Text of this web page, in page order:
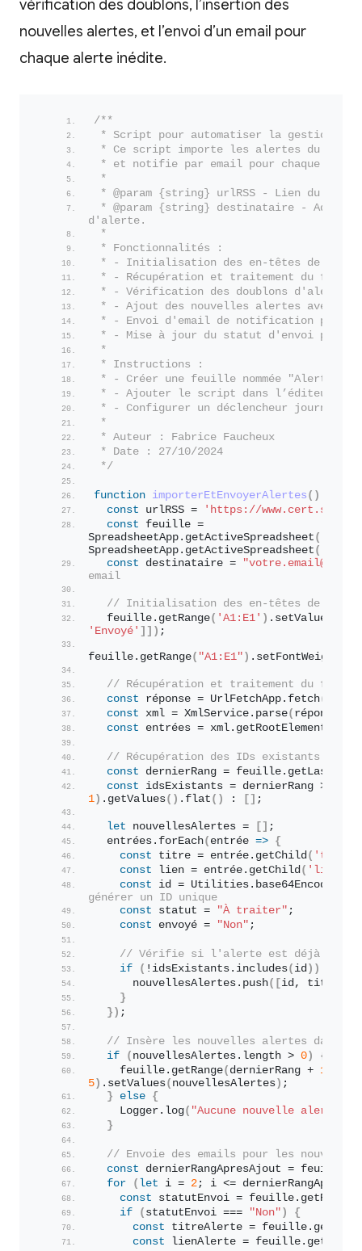
vérification des doublons, l’insertion des
nouvelles alertes, et l’envoi d’un email pour
chaque alerte inédite.
/**
* Script pour automatiser la gestion des
* Ce script importe les alertes du flux
* et notifie par email pour chaque
*
* @param {string} urlRSS - Lien du flux
* @param {string} destinataire -
d'alerte.
*
* Fonctionnalités :
* - Initialisation des en-têtes de
* - Récupération et traitement du flux
* - Vérification des doublons d'alertes
* - Ajout des nouvelles alertes avec
* - Envoi d'email de notification pour
* - Mise à jour du statut d'envoi pour
*
* Instructions :
* - Créer une feuille nommée "Alertes"
* - Ajouter le script dans l’éditeur de
* - Configurer un déclencheur journalier
*
* Auteur : Fabrice Faucheux
* Date : 27/10/2024
*/
function importerEtEnvoyerAlertes ( )
const urlRSS =
'https://
const feuille =
SpreadsheetApp. getActiveSpreadsheet (
SpreadsheetApp. getActiveSpreadsheet (
const destinataire =
email
// Initialisation des en-têtes de
  feuille.
getRange( 'A1:E1' ) . setValues
'Envoyé' ] ] ) ;
feuille. getRange( "A1:E1" ) . setFontWeight
// Récupération et traitement du flux
const réponse = UrlFetchApp. fetch(
const xml = XmlService. parse( réponse.
const entrées = xml. getRootElement
// Récupération des IDs existants
const dernierRang = feuille. getLastRow
const idsExistants = dernierRang >
1 ) . getValues( ) . flat ( ) : [ ] ;
let nouvellesAlertes = [ ] ;
  entrées.
forEach( entrée => {
const titre = entrée. getChild( 'title'
const lien = entrée. getChild( 'link'
const id = Utilities.
générer un ID unique
const statut = "À traiter" ;
const envoyé = "Non" ;
// Vérifie si l'alerte est déjà
if
( !idsExistants. includes( id ) )
      nouvellesAlertes.
push( [ id, titre,
}
} ) ;
// Insère les nouvelles alertes dans
if
( nouvellesAlertes. length > 0 )
{
    feuille.
getRange( dernierRang + 1
5 ) . setValues( nouvellesAlertes ) ;
}
else {
    Logger.
log( "Aucune nouvelle alerte
}
// Envoie des emails pour les
const dernierRangApresAjout = feuille.
for
( let i = 2; i <=
const statutEnvoi = feuille. getRange
if
( statutEnvoi === "Non" )
{
const titreAlerte = feuille.
const lienAlerte = feuille. getRange